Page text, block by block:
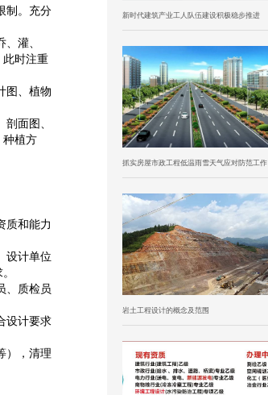
制。充分
灌、
时注重
图、植物
面图、
植方
质和能力
设计单位
、质检员
设计要求
），清理
新时代建筑产业工人队伍建设积极稳步推进
抓实房屋市政工程低温雨雪天气应对防范工作
岩土工程设计的概念及范围